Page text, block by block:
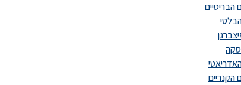
הבריטיים
הקנריים